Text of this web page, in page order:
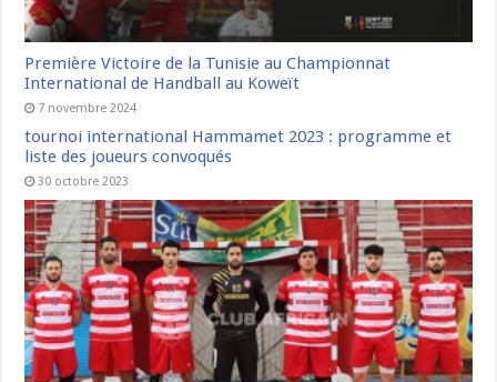
Première Victoire de la Tunisie au Championnat
International de Handball au Koweït
7 novembre 2024
tournoi international Hammamet 2023 : programme et
liste des joueurs convoqués
30 octobre 2023